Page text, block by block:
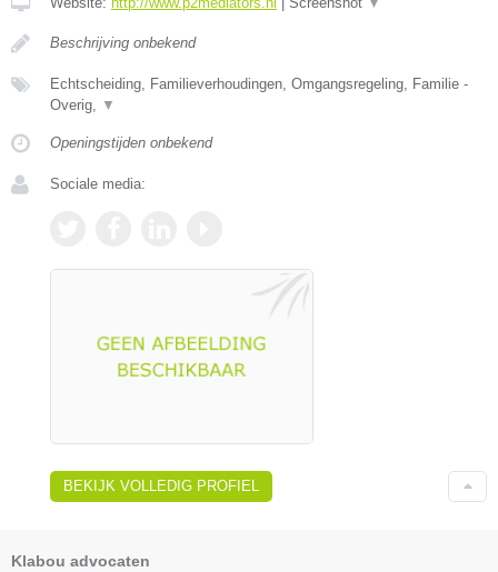
Beschrijving onbekend
Echtscheiding, Familieverhoudingen, Omgangsregeling, Familie -
Overig,
▼
Openingstijden onbekend
Sociale media:
BEKIJK VOLLEDIG PROFIEL
Klabou advocaten